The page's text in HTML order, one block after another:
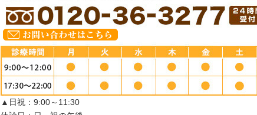
▲日祝：9:00～11:30